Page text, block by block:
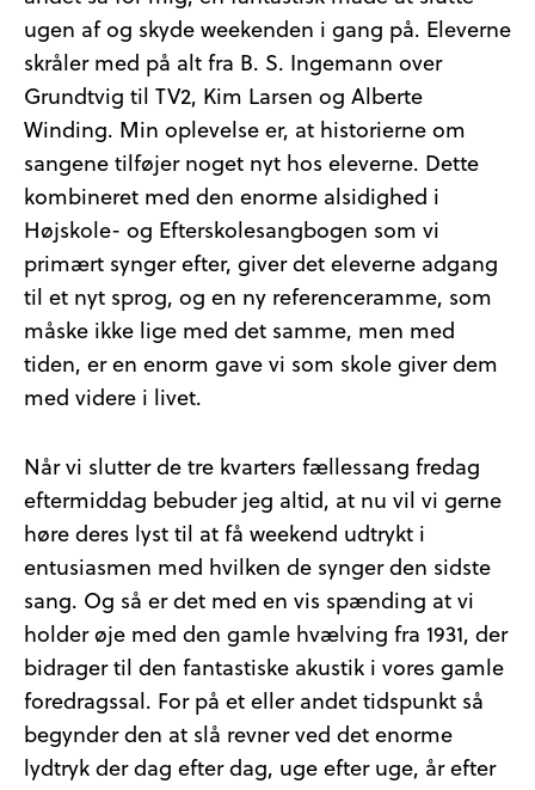
ugen af og skyde weekenden i gang på. Eleverne
skråler med på alt fra B. S. Ingemann over
Grundtvig til TV2, Kim Larsen og Alberte
Winding. Min oplevelse er, at historierne om
sangene tilføjer noget nyt hos eleverne. Dette
kombineret med den enorme alsidighed i
Højskole- og Efterskolesangbogen som vi
primært synger efter, giver det eleverne adgang
til et nyt sprog, og en ny referenceramme, som
måske ikke lige med det samme, men med
tiden, er en enorm gave vi som skole giver dem
med videre i livet.
Når vi slutter de tre kvarters fællessang fredag
eftermiddag bebuder jeg altid, at nu vil vi gerne
høre deres lyst til at få weekend udtrykt i
entusiasmen med hvilken de synger den sidste
sang. Og så er det med en vis spænding at vi
holder øje med den gamle hvælving fra 1931, der
bidrager til den fantastiske akustik i vores gamle
foredragssal. For på et eller andet tidspunkt så
begynder den at slå revner ved det enorme
lydtryk der dag efter dag, uge efter uge, år efter